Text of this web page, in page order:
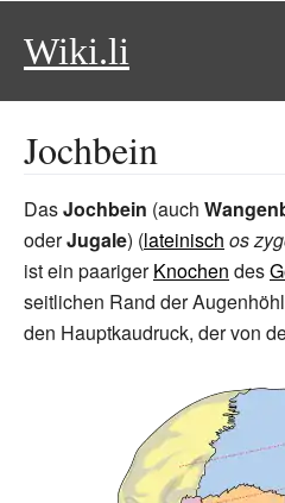
Wiki.li
Jochbein
DasJochbein (auch
oderJugale) (lateinisch os
ist ein paarigerKnochen des
seitlichen Rand der
den Hauptkaudruck, der von